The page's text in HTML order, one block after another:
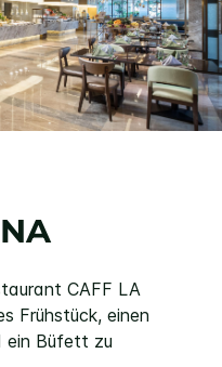
CAFF LA
Frühstück, einen
ein Büfett zu